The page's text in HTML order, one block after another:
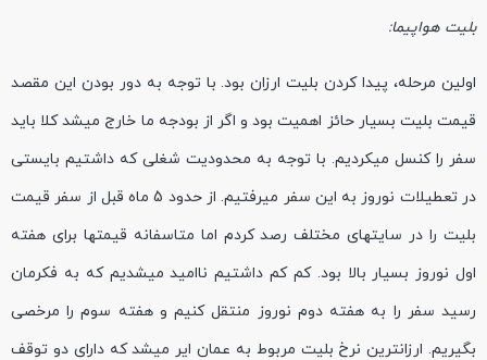
بلیت هواپیما:
اولین مرحله، پیدا کردن بلیت ارزان بود. با توجه به دور بودن این مقصد
قیمت بلیت بسیار حائز اهمیت بود و اگر از بودجه ما خارج میشد کلا باید
سفر را کنسل میکردیم. با توجه به محدودیت شغلی که داشتیم بایستی
در تعطیلات نوروز به این سفر میرفتیم. از حدود 5 ماه قبل از سفر قیمت
بلیت را در سایتهای مختلف رصد کردم اما متاسفانه قیمتها برای هفته
اول نوروز بسیار بالا بود. کم کم داشتیم ناامید میشدیم که به فکرمان
رسید سفر را به هفته دوم نوروز منتقل کنیم و هفته سوم را مرخصی
بگیریم. ارزانترین نرخ بلیت مربوط به عمان ایر میشد که دارای دو توقف